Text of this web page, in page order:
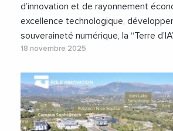
d’innovation et de rayonnement
excellence technologique,
souveraineté numérique, la “Terre
18 novembre 2025